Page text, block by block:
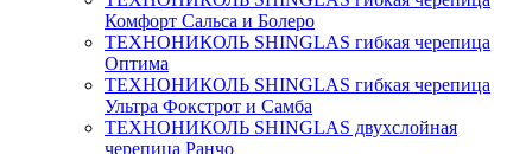
Комфорт Сальса и Болеро
ТЕХНОНИКОЛЬ SHINGLAS гибкая черепица
Оптима
ТЕХНОНИКОЛЬ SHINGLAS гибкая черепица
Ультра Фокстрот и Самба
ТЕХНОНИКОЛЬ SHINGLAS двухслойная
черепица Ранчо